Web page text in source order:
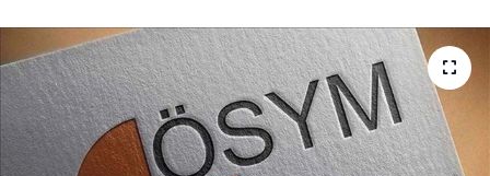
SPOR
TEKNOLOJİ
YAŞAM